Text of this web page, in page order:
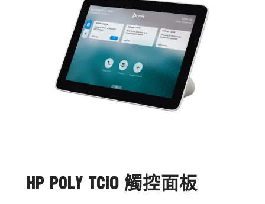
HP Poly TC10 觸控面板